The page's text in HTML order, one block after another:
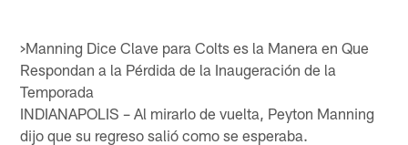
>Manning Dice Clave para Colts es la Manera en Que
Respondan a la Pérdida de la Inaugeración de la
Temporada
INDIANAPOLIS – Al mirarlo de vuelta, Peyton Manning
dijo que su regreso salió como se esperaba.